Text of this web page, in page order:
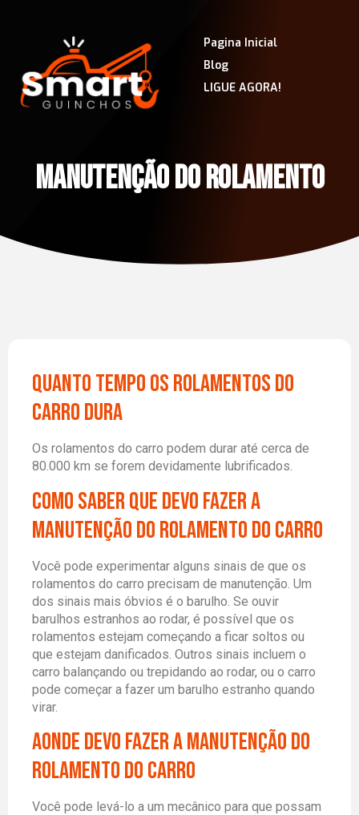
Pagina Inicial
Blog
LIGUE AGORA!
MANUTENÇÃO DO ROLAMENTO
Quanto tempo os rolamentos do
carro dura
Os rolamentos do carro podem durar até cerca de
80.000 km se forem devidamente lubrificados.
como saber que devo fazer a
manutenção do rolamento do carro
Você pode experimentar alguns sinais de que os
rolamentos do carro precisam de manutenção. Um
dos sinais mais óbvios é o barulho. Se ouvir
barulhos estranhos ao rodar, é possível que os
rolamentos estejam começando a ficar soltos ou
que estejam danificados. Outros sinais incluem o
carro balançando ou trepidando ao rodar, ou o carro
pode começar a fazer um barulho estranho quando
virar.
aonde devo fazer a manutenção do
rolamento do carro
Você pode levá-lo a um mecânico para que possam